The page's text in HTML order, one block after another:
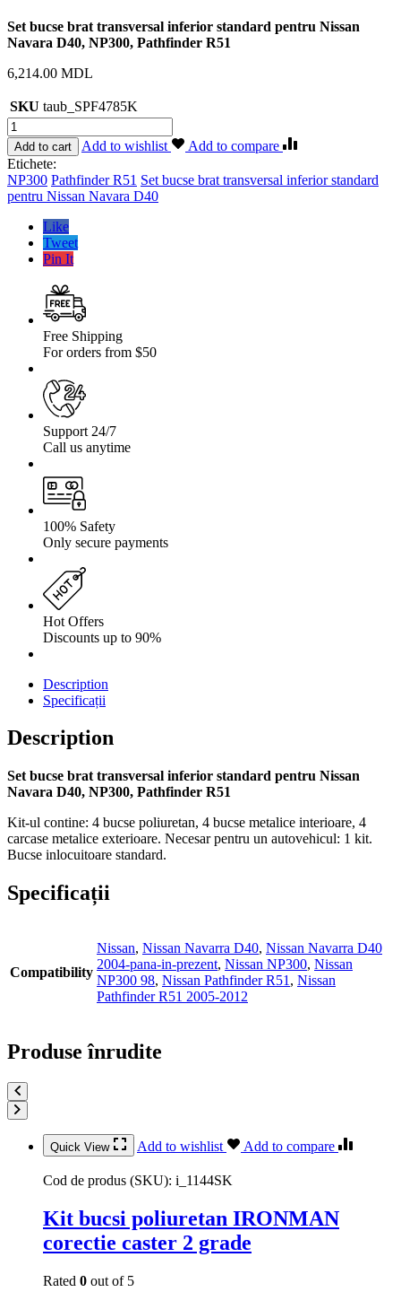
Set bucse brat transversal inferior standard pentru Nissan
Navara D40, NP300, Pathfinder R51
6,214.00 MDL
SKU taub_SPF4785K
Cantitate
Set
bucse
brat
transversal
inferior
standard
Nissan
Navara
Pathfinder
Add to cart Add to wishlist
Add to compare
Etichete:
NP300 Pathfinder R51 Set bucse brat transversal inferior standard
pentru Nissan Navara D40
Like
Tweet
Pin It
Free Shipping
For orders from $50
Support 24/7
Call us anytime
100% Safety
Only secure payments
Hot Offers
Discounts up to 90%
Description
Specificații
Description
Set bucse brat transversal inferior standard pentru Nissan
Navara D40, NP300, Pathfinder R51
Kit-ul contine: 4 bucse poliuretan, 4 bucse metalice interioare, 4
carcase metalice exterioare. Necesar pentru un autovehicul: 1 kit.
Bucse inlocuitoare standard.
Specificații
Compatibility
Nissan, Nissan Navarra D40, Nissan Navarra D40
2004-pana-in-prezent, Nissan NP300, Nissan
NP300 98, Nissan Pathfinder R51 , Nissan
Pathfinder R51 2005-2012
Produse înrudite
Quick View Add to wishlist Add to compare
Cod de produs (SKU): i_1144SK
Kit bucsi poliuretan IRONMAN
corectie caster 2 grade
Rated 0 out of 5